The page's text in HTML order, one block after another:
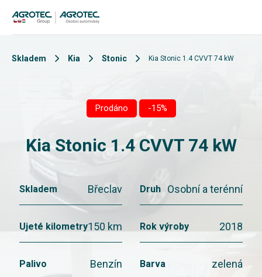
Skladem Kia Stonic Kia Stonic 1.4 CVVT 74 kW
Prodáno -15%
Kia Stonic 1.4 CVVT 74 kW
Skladem Břeclav Druh Osobní a terénní
Ujeté kilometry150 km Rok výroby 2018
Palivo Benzín Barva zelená